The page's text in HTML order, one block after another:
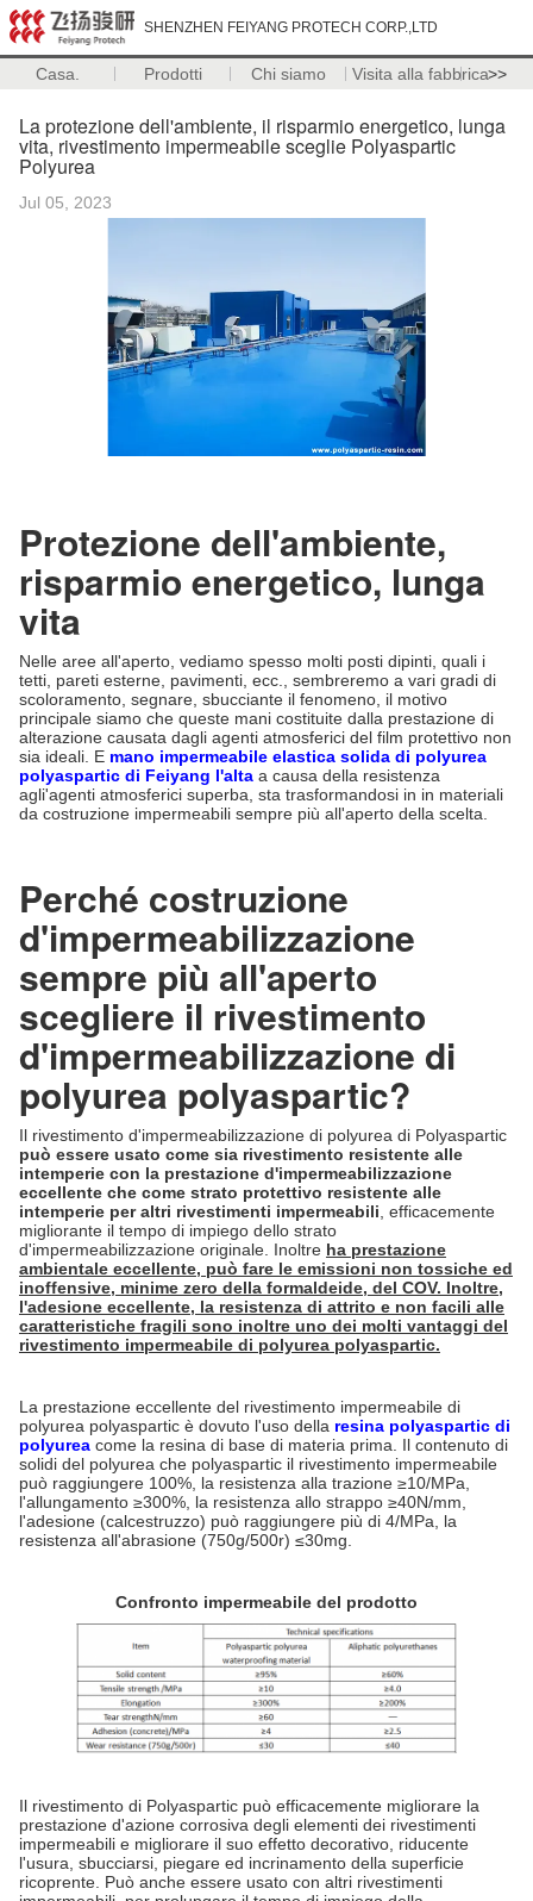
SHENZHEN FEIYANG PROTECH CORP.,LTD
Casa. Prodotti Chi siamo Visita alla fabbrica>>
La protezione dell'ambiente, il risparmio energetico, lunga
vita, rivestimento impermeabile sceglie Polyaspartic
Polyurea
Jul 05, 2023
Protezione dell'ambiente,
risparmio energetico, lunga
vita
Nelle aree all'aperto, vediamo spesso molti posti dipinti, quali i
tetti, pareti esterne, pavimenti, ecc., sembreremo a vari gradi di
scoloramento, segnare, sbucciante il fenomeno, il motivo
principale siamo che queste mani costituite dalla prestazione di
alterazione causata dagli agenti atmosferici del film protettivo non
sia ideali. E mano impermeabile elastica solida di polyurea
polyaspartic di Feiyang l'alta a causa della resistenza
agli'agenti atmosferici superba, sta trasformandosi in in materiali
da costruzione impermeabili sempre più all'aperto della scelta.
Perché costruzione
d'impermeabilizzazione
sempre più all'aperto
scegliere il rivestimento
d'impermeabilizzazione di
polyurea polyaspartic?
Il rivestimento d'impermeabilizzazione di polyurea di Polyaspartic
può essere usato come sia rivestimento resistente alle
intemperie con la prestazione d'impermeabilizzazione
eccellente che come strato protettivo resistente alle
intemperie per altri rivestimenti impermeabili , efficacemente
migliorante il tempo di impiego dello strato
d'impermeabilizzazione originale. Inoltre ha prestazione
ambientale eccellente, può fare le emissioni non tossiche ed
inoffensive, minime zero della formaldeide, del COV. Inoltre,
l'adesione eccellente, la resistenza di attrito e non facili alle
caratteristiche fragili sono inoltre uno dei molti vantaggi del
rivestimento impermeabile di polyurea polyaspartic.
La prestazione eccellente del rivestimento impermeabile di
polyurea polyaspartic è dovuto l'uso della resina polyaspartic di
polyurea come la resina di base di materia prima. Il contenuto di
solidi del polyurea che polyaspartic il rivestimento impermeabile
può raggiungere 100%, la resistenza alla trazione ≥10/MPa,
l'allungamento ≥300%, la resistenza allo strappo ≥40N/mm,
l'adesione (calcestruzzo) può raggiungere più di 4/MPa, la
resistenza all'abrasione (750g/500r) ≤30mg.
Confronto impermeabile del prodotto
Il rivestimento di Polyaspartic può efficacemente migliorare la
prestazione d'azione corrosiva degli elementi dei rivestimenti
impermeabili e migliorare il suo effetto decorativo, riducente
l'usura, sbucciarsi, piegare ed incrinamento della superficie
ricoprente. Può anche essere usato con altri rivestimenti